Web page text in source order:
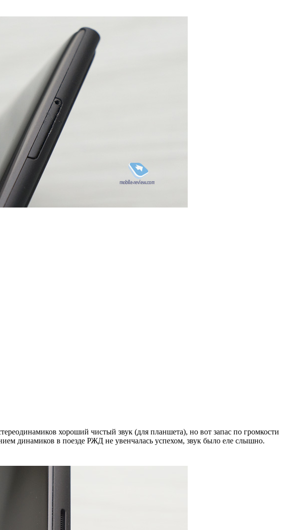
хороший чистый звук (для планшета), но вот запас по громкости
динамиков в поезде РЖД не увенчалась успехом, звук было еле слышно.